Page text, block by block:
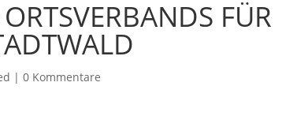
FÜR
| 0 Kommentare